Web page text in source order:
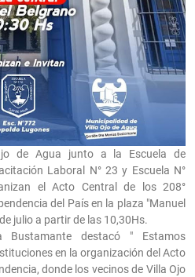
de Agua junto a la Escuela de
Laboral N° 23 y Escuela N°
el Acto Central de los 208°
del País en la plaza "Manuel
julio a partir de las 10,30Hs.
Bustamante destacó " Estamos
en la organización del Acto
donde los vecinos de Villa Ojo